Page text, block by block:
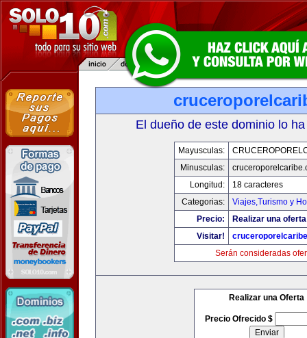
El dueño de este dominio lo
Mayusculas:
Minusculas:
Longitud:
18 caracteres
Categorias:
Viajes,Turismo y
Precio:
Realizar una
Visitar!
Serán consideradas
Realizar una Oferta
Precio Ofrecido $